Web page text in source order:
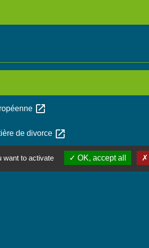
open_in_new
de divorce open_in_new
want to activate OK, accept all